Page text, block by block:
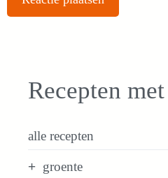
Recepten met
alle recepten
groente